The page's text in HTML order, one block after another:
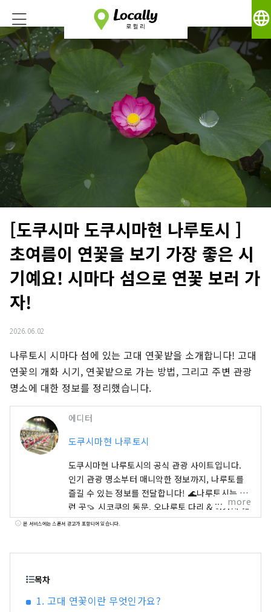
language
[도쿠시마 도쿠시마현 나루토시 ]
초여름이 연꽃을 보기 가장 좋은 시
기예요! 시마다 섬으로 연꽃 보러 가
자!
2026.06.02
나루토시 시마다 섬에 있는 고대 연꽃밭을 소개합니다! 고대
연꽃의 개화 시기, 연꽃밭으로 가는 방법, 그리고 주변 관광
명소에 대한 정보를 정리했습니다.
에디터
도쿠시마현 나루토시
도쿠시마현 나루토시의 공식 관광 사이트입니다.
인기 관광 명소부터 매니악한 정보까지, 나루토를
즐길 수 있는 정보를 전달합니다! 🌊나루토시는 이
런 곳🍠 시코쿠의 동문. 오나루토 다리 & 아카시 해
협 대교에서 간사이권 🚙과 연결되어 있습니다. 바
more
본 서비스에는 스폰서 광고가 포함되어 있습니다.
목차
1. 고대 연꽃이란 무엇인가요?